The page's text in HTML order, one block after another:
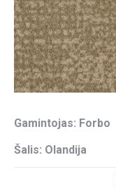
Gamintojas: Forbo
Šalis: Olandija